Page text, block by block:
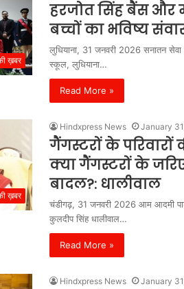
ख़बर
हरजोत सिंह बैंस और
बच्चों का भविष्य
लुधियाना, 31 जनवरी 2026 सनातन
स्कूल, लुधियाना…
Read More »
ख़बर
Hindxpress News January
गैंगस्टरों के परिवारों
क्या गैंगस्टरों के
बादल?: धालीवाल
चंडीगढ़, 31 जनवरी 2026 आम आदमी
कुलदीप सिंह धालीवाल…
Read More »
Hindxpress News January